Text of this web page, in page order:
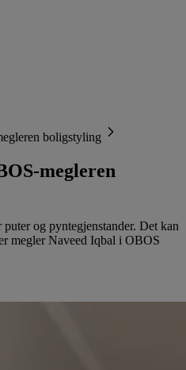
boligstyling
megleren
og pyntegjenstander. Det kan
megler Naveed Iqbal i OBOS